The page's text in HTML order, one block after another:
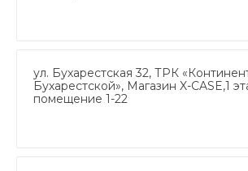
ул. Бухарестская 32, ТРК
Бухарестской», Магазин X-CASE,1
помещение 1-22